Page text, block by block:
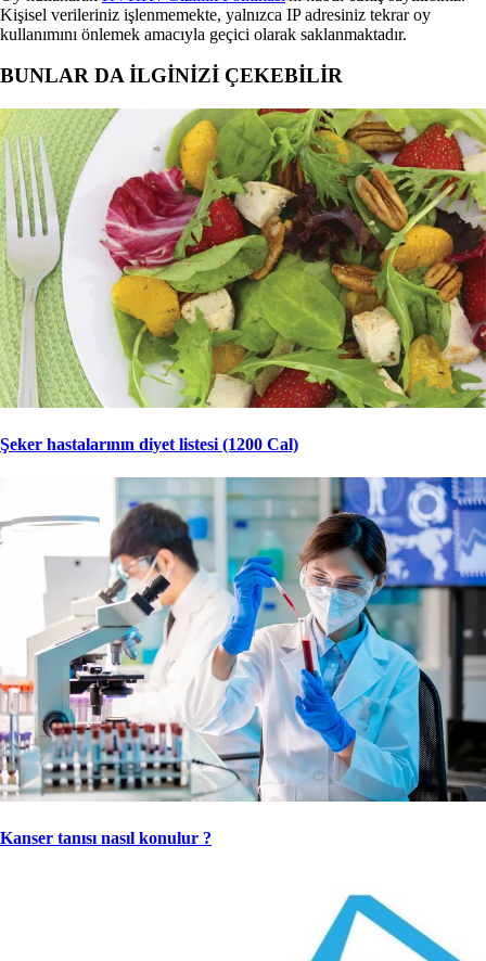
Kişisel verileriniz işlenmemekte, yalnızca IP adresiniz tekrar oy
kullanımını önlemek amacıyla geçici olarak saklanmaktadır.
BUNLAR DA İLGİNİZİ ÇEKEBİLİR
Şeker hastalarının diyet listesi (1200 Cal)
Kanser tanısı nasıl konulur ?